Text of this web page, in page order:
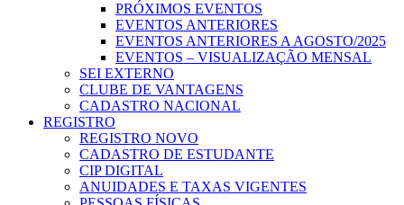
PRÓXIMOS EVENTOS
EVENTOS ANTERIORES
EVENTOS ANTERIORES A AGOSTO/2025
EVENTOS – VISUALIZAÇÃO MENSAL
SEI EXTERNO
CLUBE DE VANTAGENS
CADASTRO NACIONAL
REGISTRO
REGISTRO NOVO
CADASTRO DE ESTUDANTE
CIP DIGITAL
ANUIDADES E TAXAS VIGENTES